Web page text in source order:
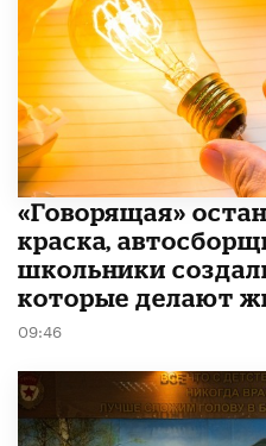
​«Говорящая»
краска,
школьники
которые делают
09:46